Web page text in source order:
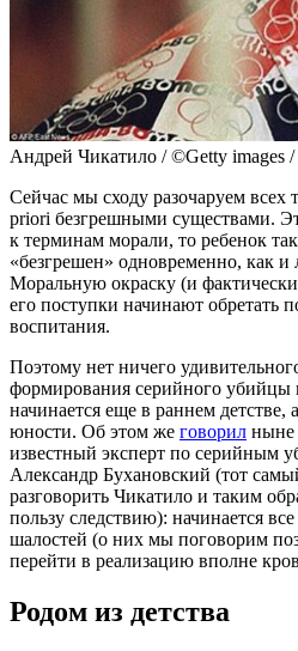
Андрей Чикатило / ©Getty images
Сейчас мы сходу разочаруем всех
priori безгрешными существами.
к терминам морали, то ребенок
«безгрешен» одновременно, как
Моральную окраску (и
его поступки начинают обретать
воспитания.
Поэтому нет ничего
формирования серийного убийцы
начинается еще в раннем детстве,
юности. Об этом же говорил ныне
известный эксперт по серийным
Александр Бухановский (тот
разговорить Чикатило и таким
пользу следствию): начинается
шалостей (о них мы поговорим
перейти в реализацию вполне
Родом из детства